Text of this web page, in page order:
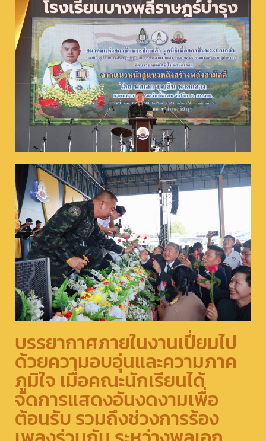
บรรยากาศภายในงานเปี่ยมไป
ด้วยความอบอุ่นและความภาค
ภูมิใจ เมื่อคณะนักเรียนได้
จัดการแสดงอันงดงามเพื่อ
ต้อนรับ รวมถึงช่วงการร้อง